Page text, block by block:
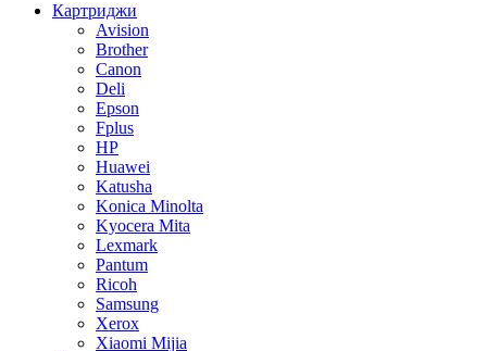
Картриджи
Avision
Brother
Canon
Deli
Epson
Fplus
HP
Huawei
Katusha
Konica Minolta
Kyocera Mita
Lexmark
Pantum
Ricoh
Samsung
Xerox
Xiaomi Mijia